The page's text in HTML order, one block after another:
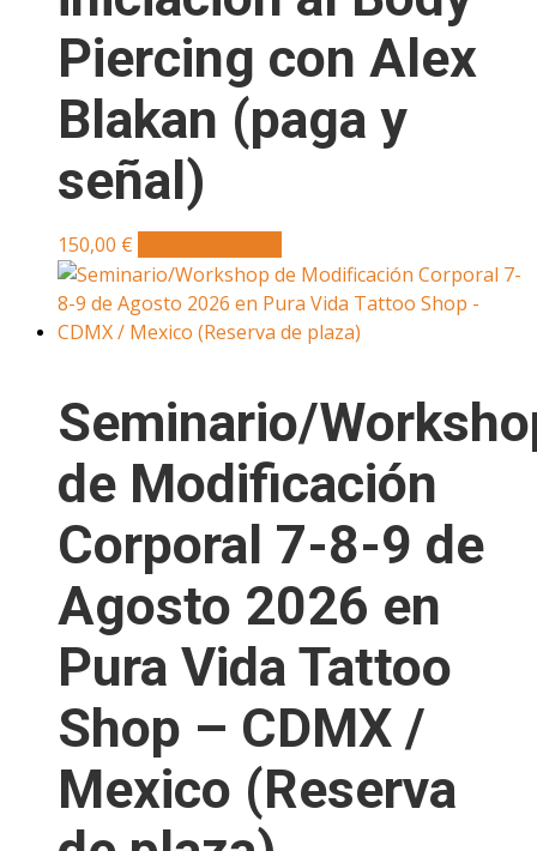
Piercing con Alex
Blakan (paga y
señal)
150,00 €
Seminario/
de Modificación
Corporal 7-8-9 de
Agosto 2026 en
Pura Vida Tattoo
Shop – CDMX /
Mexico (Reserva